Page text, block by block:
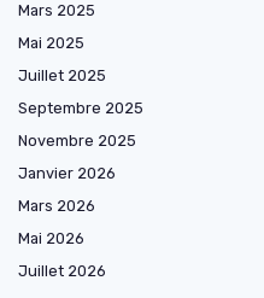
Mars 2025
Mai 2025
Juillet 2025
Septembre 2025
Novembre 2025
Janvier 2026
Mars 2026
Mai 2026
Juillet 2026